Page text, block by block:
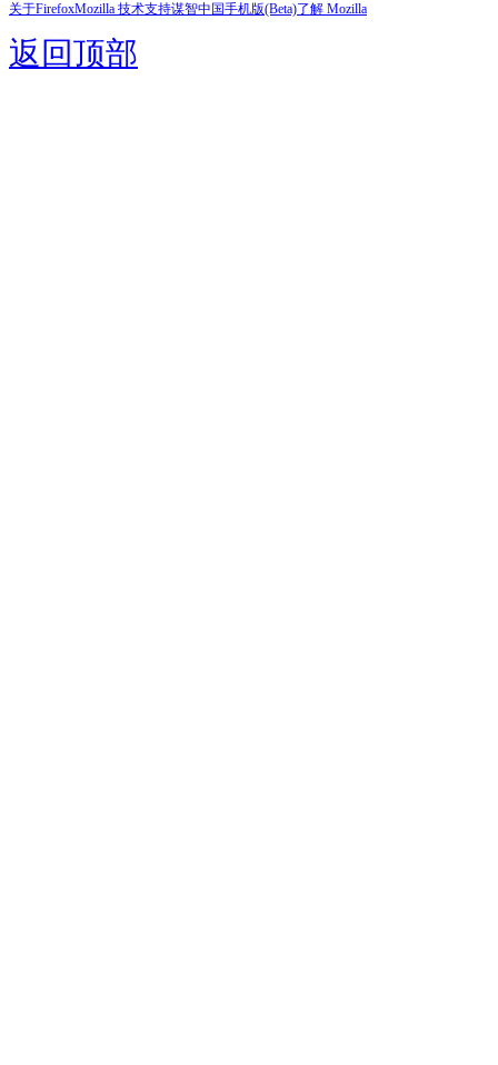
关于FirefoxMozilla 技术支持谋智中国手机版(Beta)了解 Mozilla
返回顶部